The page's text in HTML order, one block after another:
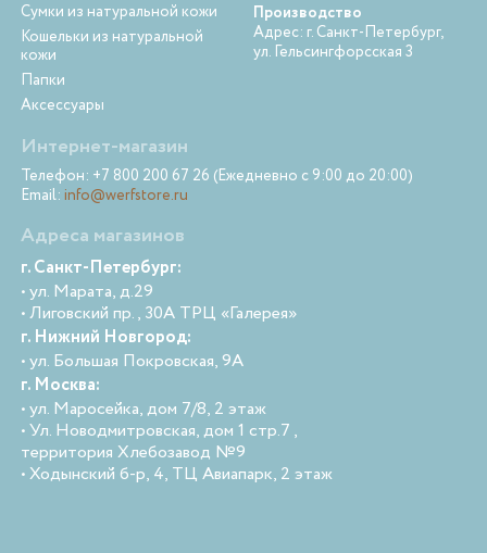
Сумки из натуральной кожи
Кошельки из натуральной
кожи
Папки
Аксессуары
Производство
Адрес: г. Санкт-Петербург,
ул. Гельсингфорсская 3
Интернет-магазин
Телефон: +7 800 200 67 26 (Ежедневно с 9:00 до 20:00)
Email: info@werfstore.ru
Адреса магазинов
г. Санкт-Петербург:
• ул. Марата, д.29
• Лиговский пр., 30А ТРЦ «Галерея»
г. Нижний Новгород:
• ул. Большая Покровская, 9А
г. Москва:
• ул. Маросейка, дом 7/8, 2 этаж
• Ул. Новодмитровская, дом 1 стр.7 ,
территория Хлебозавод №9
• Ходынский б-р, 4, ТЦ Авиапарк, 2 этаж